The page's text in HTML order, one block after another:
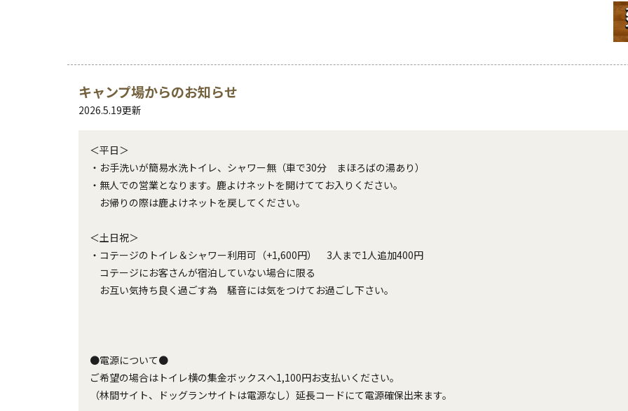
キャンプ場からのお知らせ
2026.5.19更新
＜平日＞
・お手洗いが簡易水洗トイレ、シャワー無（車で30分　まほろばの湯あり）
・無人での営業となります。鹿よけネットを開けててお入りください。
お帰りの際は鹿よけネットを戻してください。
＜土日祝＞
・コテージのトイレ＆シャワー利用可（+1,600円）　3人まで1人追加400円
コテージにお客さんが宿泊していない場合に限る
お互い気持ち良く過ごす為　騒音には気をつけてお過ごし下さい。
●電源について●
ご希望の場合はトイレ横の集金ボックスへ1,100円お支払いください。
（林間サイト、ドッグランサイトは電源なし）延長コードにて電源確保出来ます。